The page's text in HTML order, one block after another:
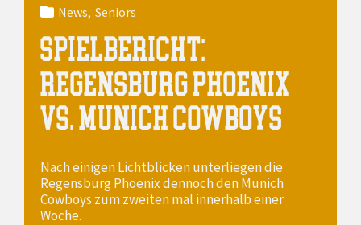
News Seniors
SPIELBERICHT:
REGENSBURG PHOENIX
VS. MUNICH COWBOYS
Nach einigen Lichtblicken unterliegen die
Regensburg Phoenix dennoch den Munich
Cowboys zum zweiten mal innerhalb einer
Woche.